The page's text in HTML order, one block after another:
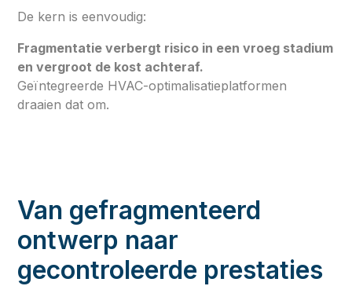
De kern is eenvoudig:
Fragmentatie verbergt risico in een vroeg stadium
en vergroot de kost achteraf.
Geïntegreerde HVAC-optimalisatieplatformen
draaien dat om.
Van gefragmenteerd
ontwerp naar
gecontroleerde prestaties